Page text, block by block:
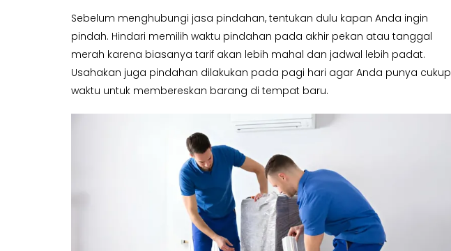
Sebelum menghubungi jasa pindahan, tentukan dulu kapan Anda ingin
pindah. Hindari memilih waktu pindahan pada akhir pekan atau tanggal
merah karena biasanya tarif akan lebih mahal dan jadwal lebih padat.
Usahakan juga pindahan dilakukan pada pagi hari agar Anda punya cukup
waktu untuk membereskan barang di tempat baru.